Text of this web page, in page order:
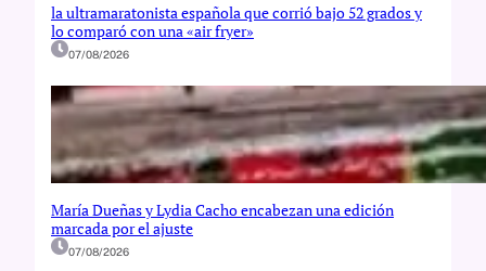
la ultramaratonista española que corrió bajo 52 grados y
lo comparó con una «air fryer»
07/08/2026
María Dueñas y Lydia Cacho encabezan una edición
marcada por el ajuste
07/08/2026